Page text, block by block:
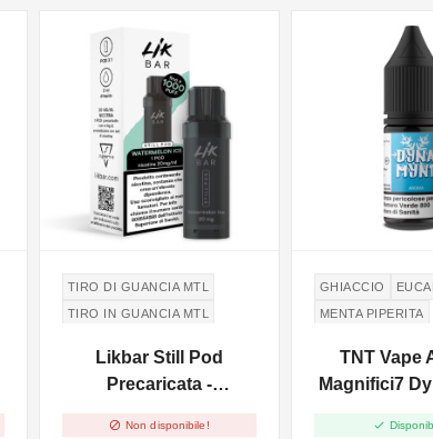
TIRO DI GUANCIA MTL
TIRO IN GUANCIA MTL
Likbar Still Pod
Precaricata -
 Non disponibile!
GHIACCIO
MENTA PIPERITA
TNT Vape
Magnifici7
